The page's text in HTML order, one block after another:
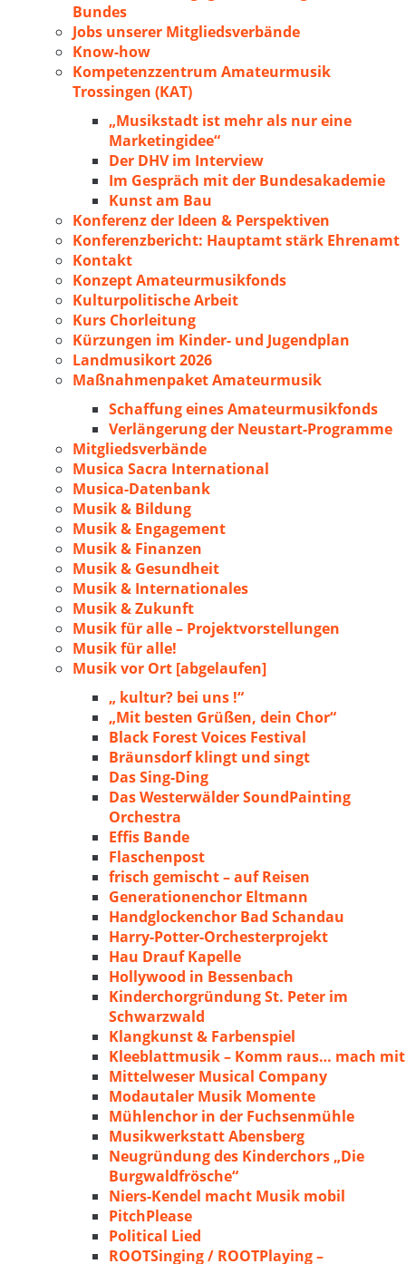
Bundes
Jobs unserer Mitgliedsverbände
Know-how
Kompetenzzentrum Amateurmusik
Trossingen (KAT)
„Musikstadt ist mehr als nur eine
Marketingidee“
Der DHV im Interview
Im Gespräch mit der Bundesakademie
Kunst am Bau
Konferenz der Ideen & Perspektiven
Konferenzbericht: Hauptamt stärk Ehrenamt
Kontakt
Konzept Amateurmusikfonds
Kulturpolitische Arbeit
Kurs Chorleitung
Kürzungen im Kinder- und Jugendplan
Landmusikort 2026
Maßnahmenpaket Amateurmusik
Schaffung eines Amateurmusikfonds
Verlängerung der Neustart-Programme
Mitgliedsverbände
Musica Sacra International
Musica-Datenbank
Musik & Bildung
Musik & Engagement
Musik & Finanzen
Musik & Gesundheit
Musik & Internationales
Musik & Zukunft
Musik für alle – Projektvorstellungen
Musik für alle!
Musik vor Ort [abgelaufen]
„ kultur? bei uns !“
„Mit besten Grüßen, dein Chor“
Black Forest Voices Festival
Bräunsdorf klingt und singt
Das Sing-Ding
Das Westerwälder SoundPainting
Orchestra
Effis Bande
Flaschenpost
frisch gemischt – auf Reisen
Generationenchor Eltmann
Handglockenchor Bad Schandau
Harry-Potter-Orchesterprojekt
Hau Drauf Kapelle
Hollywood in Bessenbach
Kinderchorgründung St. Peter im
Schwarzwald
Klangkunst & Farbenspiel
Kleeblattmusik – Komm raus… mach mit
Mittelweser Musical Company
Modautaler Musik Momente
Mühlenchor in der Fuchsenmühle
Musikwerkstatt Abensberg
Neugründung des Kinderchors „Die
Burgwaldfrösche“
Niers-Kendel macht Musik mobil
PitchPlease
Political Lied
ROOTSinging / ROOTPlaying –